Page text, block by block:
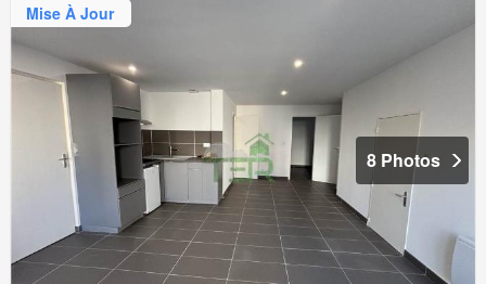
Mise À Jour
8 Photos